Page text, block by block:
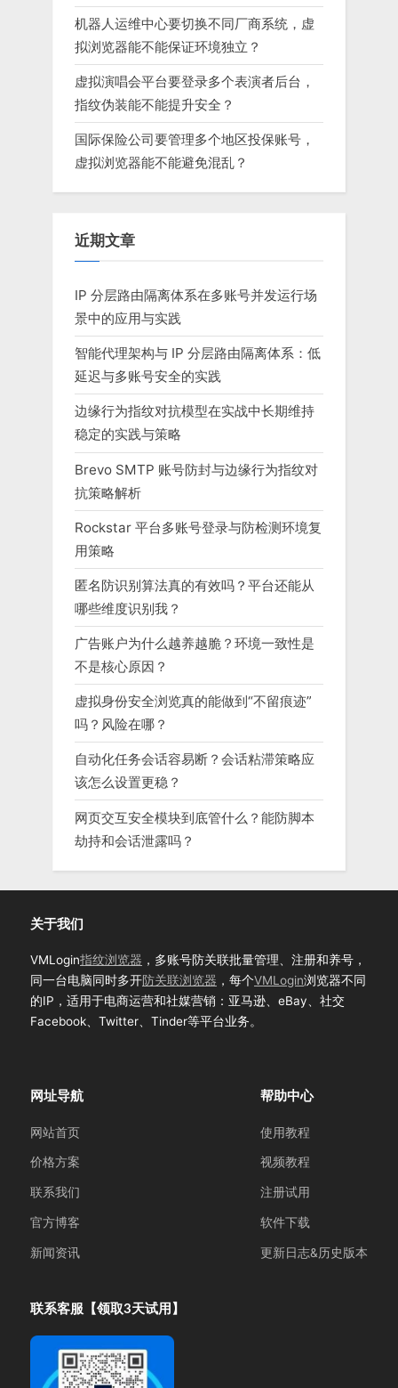
机器人运维中心要切换不同厂商系统，虚
拟浏览器能不能保证环境独立？
虚拟演唱会平台要登录多个表演者后台，
指纹伪装能不能提升安全？
国际保险公司要管理多个地区投保账号，
虚拟浏览器能不能避免混乱？
近期文章
IP 分层路由隔离体系在多账号并发运行场
景中的应用与实践
智能代理架构与 IP 分层路由隔离体系：低
延迟与多账号安全的实践
边缘行为指纹对抗模型在实战中长期维持
稳定的实践与策略
Brevo SMTP 账号防封与边缘行为指纹对
抗策略解析
Rockstar 平台多账号登录与防检测环境复
用策略
匿名防识别算法真的有效吗？平台还能从
哪些维度识别我？
广告账户为什么越养越脆？环境一致性是
不是核心原因？
虚拟身份安全浏览真的能做到“不留痕迹”
吗？风险在哪？
自动化任务会话容易断？会话粘滞策略应
该怎么设置更稳？
网页交互安全模块到底管什么？能防脚本
劫持和会话泄露吗？
关于我们
VMLogin指纹浏览器 ，多账号防关联批量管理、注册和养号，
同一台电脑同时多开防关联浏览器 ，每个VMLogin浏览器不同
的IP，适用于电商运营和社媒营销：亚马逊、eBay、社交
Facebook、Twitter、Tinder等平台业务。
网址导航
网站首页
价格方案
联系我们
官方博客
新闻资讯
帮助中心
使用教程
视频教程
注册试用
软件下载
更新日志&历史版本
联系客服【领取3天试用】